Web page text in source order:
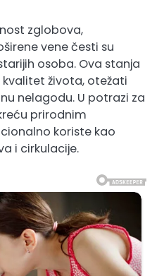
zglobova,
vene česti su
osoba. Ova stanja
života, otežati
nelagodu. U potrazi za
prirodnim
koriste kao
i cirkulacije.